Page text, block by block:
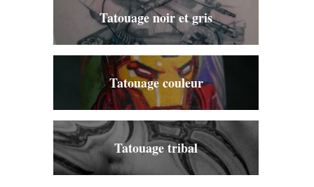
Tatouage noir et gris
Tatouage couleur
Tatouage tribal